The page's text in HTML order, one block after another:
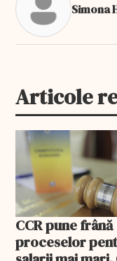
Simona
Articole
CCR pune frână
proceselor